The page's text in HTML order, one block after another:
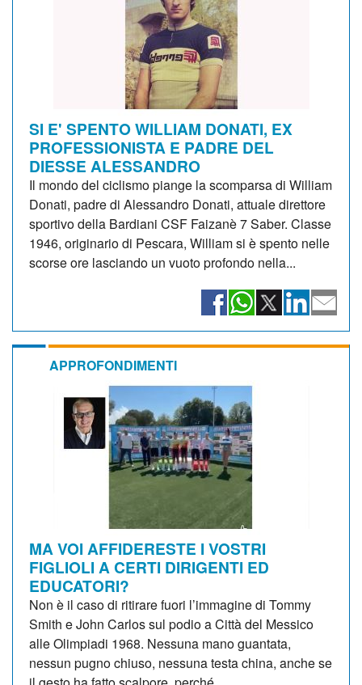
SI E' SPENTO WILLIAM DONATI, EX
PROFESSIONISTA E PADRE DEL
DIESSE ALESSANDRO
Il mondo del ciclismo piange la scomparsa di William
Donati, padre di Alessandro Donati, attuale direttore
sportivo della Bardiani CSF Faizanè 7 Saber. Classe
1946, originario di Pescara, William si è spento nelle
scorse ore lasciando un vuoto profondo nella...
APPROFONDIMENTI
MA VOI AFFIDERESTE I VOSTRI
FIGLIOLI A CERTI DIRIGENTI ED
EDUCATORI?
Non è il caso di ritirare fuori l’immagine di Tommy
Smith e John Carlos sul podio a Città del Messico
alle Olimpiadi 1968. Nessuna mano guantata,
nessun pugno chiuso, nessuna testa china, anche se